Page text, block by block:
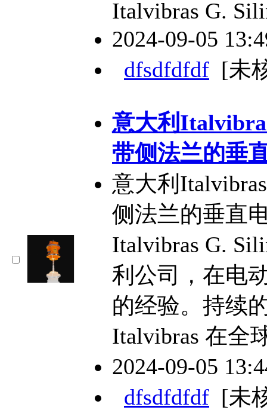
Italvibras G.
2024-09-05
dfsdfdfdf [未
意大利
带侧法兰的垂
意大利
侧法兰的垂直
Italvibras G.
利公司，在电
的经验。持续
Italvibras 在全
2024-09-05
dfsdfdfdf [未